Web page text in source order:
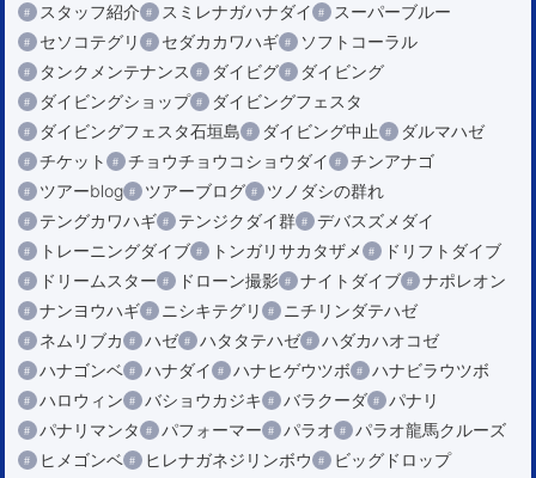
スタッフ紹介
スミレナガハナダイ
スーパーブルー
セソコテグリ
セダカカワハギ
ソフトコーラル
タンクメンテナンス
ダイビグ
ダイビング
ダイビングショップ
ダイビングフェスタ
ダイビングフェスタ石垣島
ダイビング中止
ダルマハゼ
チケット
チョウチョウコショウダイ
チンアナゴ
ツアーblog
ツアーブログ
ツノダシの群れ
テングカワハギ
テンジクダイ群
デバスズメダイ
トレーニングダイブ
トンガリサカタザメ
ドリフトダイブ
ドリームスター
ドローン撮影 ナイトダイブ
ナポレオン
ナンヨウハギ
ニシキテグリ
ニチリンダテハゼ
ネムリブカ
ハゼ ハタタテハゼ
ハダカハオコゼ
ハナゴンベ
ハナダイ ハナヒゲウツボ
ハナビラウツボ
ハロウィン
バショウカジキ バラクーダ
パナリ
パナリマンタ
パフォーマー パラオ
パラオ龍馬クルーズ
ヒメゴンベ
ヒレナガネジリンボウ
ビッグドロップ